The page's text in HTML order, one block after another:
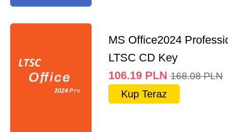
MS Office2024
LTSC CD Key
106.19 PLN 168.08 PLN
Kup Teraz